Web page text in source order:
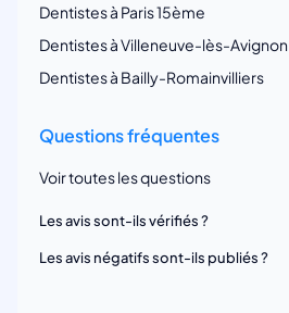
Dentistes à Paris 15ème
Dentistes à Villeneuve-lès-Avignon
Dentistes à Bailly-Romainvilliers
Questions fréquentes
Voir toutes les questions
Les avis sont-ils vérifiés ?
Les avis négatifs sont-ils publiés ?